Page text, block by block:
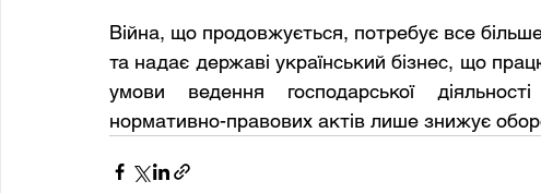
Війна, що продовжується, потребує все
та надає державі український бізнес, що
умови ведення господарської
нормативно-правових актів лише знижує